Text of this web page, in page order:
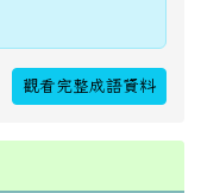
觀看完整成語資料